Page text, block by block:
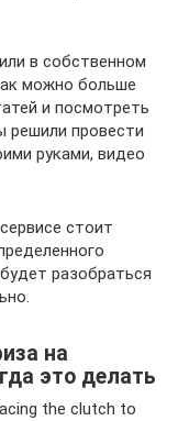
в собственном
можно больше
и посмотреть
решили провести
руками, видео
стоит
разобраться
на
это делать
the clutch to